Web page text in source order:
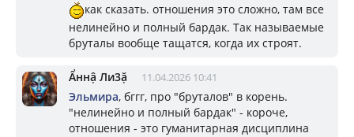
как сказать. отношения это сложно, там все
нелинейно и полный бардак. Так называемые
бруталы вообще тащатся, когда их строят.
Ẩннậ Ли3ặ 11.04.2026 10:41
Эльмира, бггг, про "бруталов" в корень.
"нелинейно и полный бардак" - короче,
отношения - это гуманитарная дисциплина